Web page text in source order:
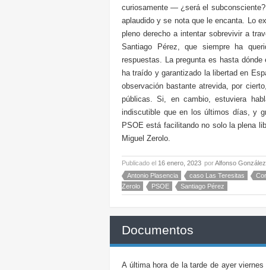
curiosamente — ¿será el
aplaudido y se nota que le encanta. Lo
pleno derecho a intentar sobrevivir a
Santiago Pérez, que siempre ha
respuestas. La pregunta es hasta
ha traído y garantizado la libertad en
observación bastante atrevida, por
públicas. Si, en cambio, estuviera
indiscutible que en los últimos días, y
PSOE está facilitando no solo la plena
Miguel Zerolo.
Publicado el 16 enero, 2023 porAlfonso
Antonio Plasencia
caso Las Teresitas
Zerolo
PSOE Santiago Pérez
Documentos
A última hora de la tarde de ayer